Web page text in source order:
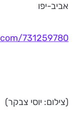
אביב-יפו
731259780
(צילום: יוסי צבקר)